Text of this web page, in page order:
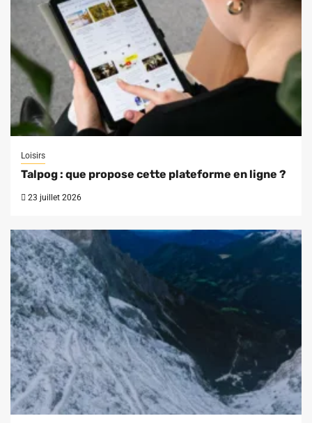
Loisirs
Talpog : que propose cette plateforme en ligne ?
23 juillet 2026